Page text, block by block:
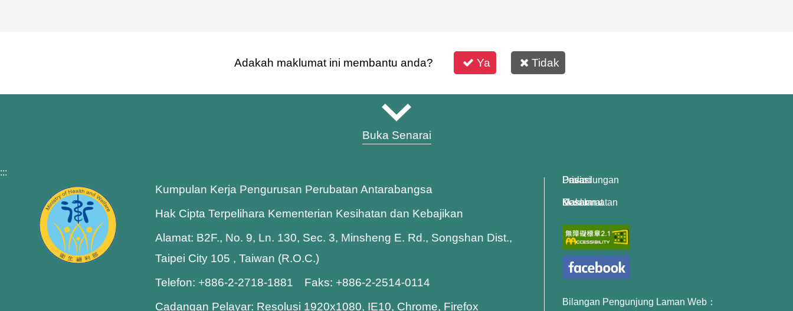
Adakah maklumat ini membantu anda? Ya Tidak
Buka Senarai
:::
Kumpulan Kerja Pengurusan Perubatan Antarabangsa
Hak Cipta Terpelihara Kementerian Kesihatan dan Kebajikan
Alamat: B2F., No. 9, Ln. 130, Sec. 3, Minsheng E. Rd., Songshan Dist.,
Taipei City 105 , Taiwan (R.O.C.)
Telefon: +886-2-2718-1881 Faks: +886-2-2514-0114
Cadangan Pelayar: Resolusi 1920x1080, IE10, Chrome, Firefox
Dasar Perlindungan Privasi
Dasar Keselamatan Maklumat
Bilangan Pengunjung Laman Web：